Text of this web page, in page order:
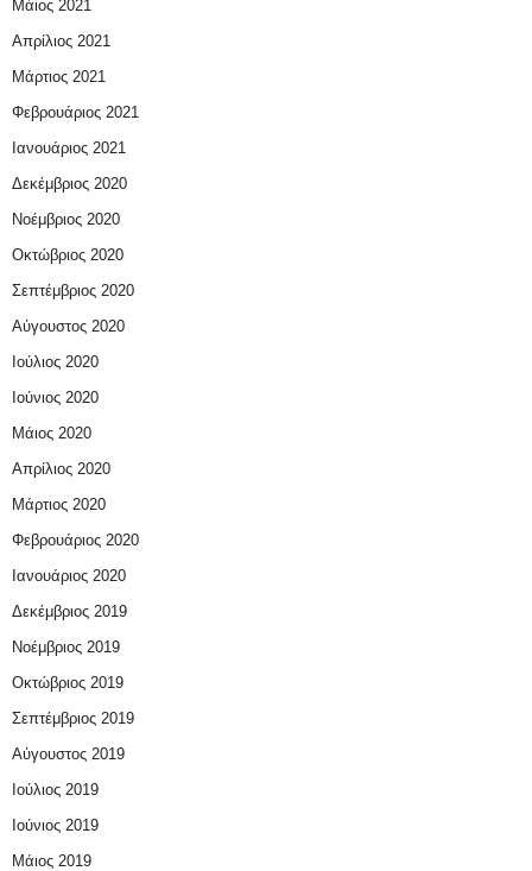
Μάιος 2021
Απρίλιος 2021
Μάρτιος 2021
Φεβρουάριος 2021
Ιανουάριος 2021
Δεκέμβριος 2020
Νοέμβριος 2020
Οκτώβριος 2020
Σεπτέμβριος 2020
Αύγουστος 2020
Ιούλιος 2020
Ιούνιος 2020
Μάιος 2020
Απρίλιος 2020
Μάρτιος 2020
Φεβρουάριος 2020
Ιανουάριος 2020
Δεκέμβριος 2019
Νοέμβριος 2019
Οκτώβριος 2019
Σεπτέμβριος 2019
Αύγουστος 2019
Ιούλιος 2019
Ιούνιος 2019
Μάιος 2019